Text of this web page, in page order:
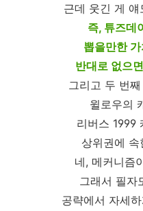
근데 웃긴 게
즉, 튜즈데
뽑을만한
반대로 없으
그리고 두 번
윌로우의
리버스 1999
상위권에 속
네, 메커니즘
그래서 필자
공략에서 자세